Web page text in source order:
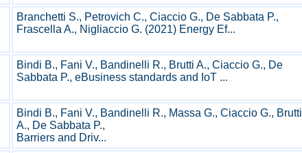
Branchetti S., Petrovich C., Ciaccio G., De Sabbata P.,
Frascella A., Nigliaccio G. (2021) Energy Ef...
Bindi B., Fani V., Bandinelli R., Brutti A., Ciaccio G., De
Sabbata P., eBusiness standards and IoT ...
Bindi B., Fani V., Bandinelli R., Massa G., Ciaccio G., Brutti
A., De Sabbata P.,
Barriers and Driv...